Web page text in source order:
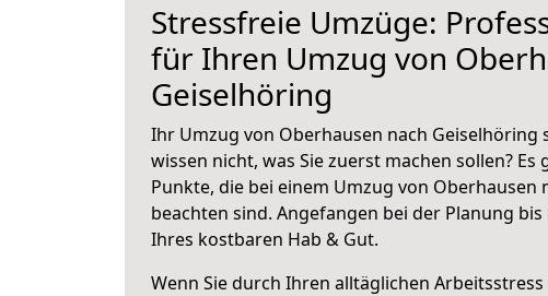
Stressfreie Umzüge:
für Ihren Umzug von
Geiselhöring
Ihr Umzug von Oberhausen nach Geiselhöring
wissen nicht, was Sie zuerst machen sollen?
Punkte, die bei einem Umzug von Oberhausen
beachten sind. Angefangen bei der Planung
Ihres kostbaren Hab & Gut.
Wenn Sie durch Ihren alltäglichen